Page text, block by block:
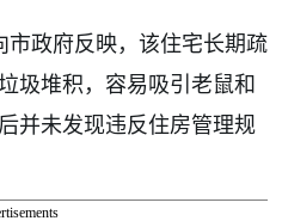
政府反映，该住宅长期疏
圾堆积，容易吸引老鼠和
并未发现违反住房管理规